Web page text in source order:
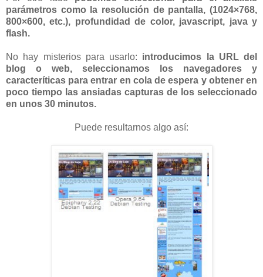
parámetros como la resolución de pantalla, (1024×768,
800×600, etc.), profundidad de color, javascript, java y
flash.
No hay misterios para usarlo: introducimos la URL del
blog o web, seleccionamos los navegadores y
caracteríticas para entrar en cola de espera y obtener en
poco tiempo las ansiadas capturas de los seleccionado
en unos 30 minutos.
Puede resultarnos algo así: